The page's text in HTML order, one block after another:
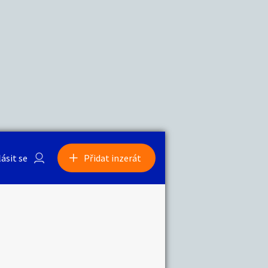
se Přidat inzerát
Sběratelství
0/1000